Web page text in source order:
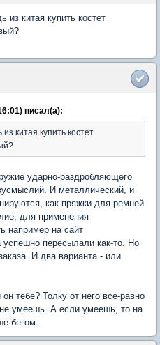
из китая купить костет
писал(а):
китая купить костет
ударно-раздробляющего
И металлический, и
как пряжки для ремней
для применения
например на сайт
успешно пересылали как-то. Но
И два варианта - или
тебе? Толку от него все-равно
умеешь. А если умеешь, то на
бегом.